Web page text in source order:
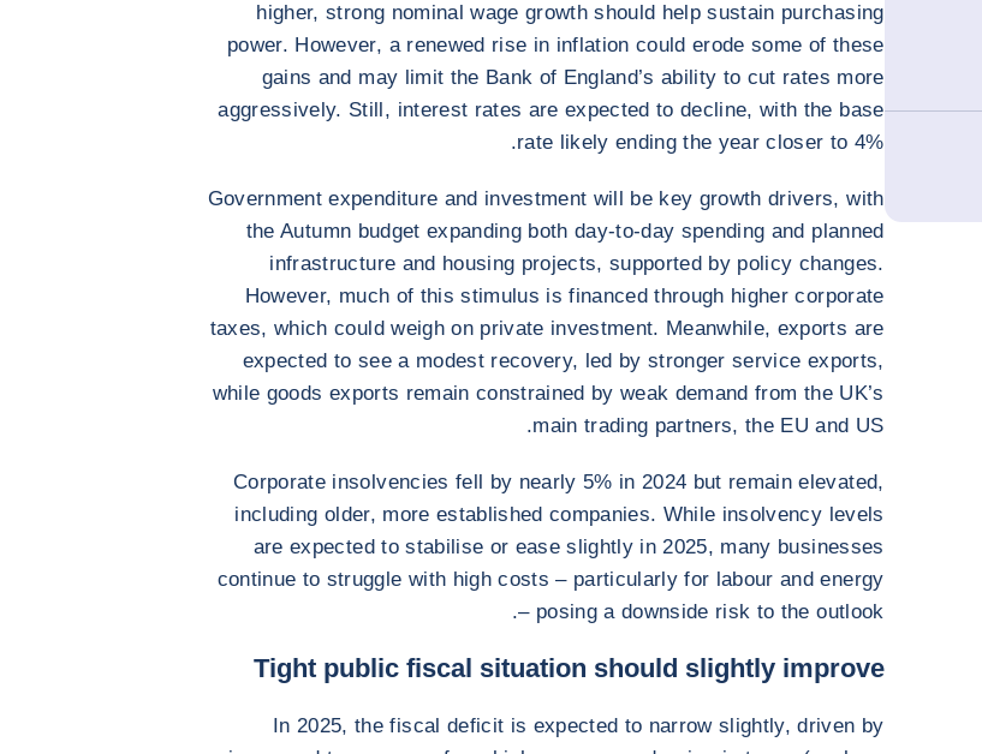
higher, strong nominal wage growth should help sustain purchasing
power. However, a renewed rise in inflation could erode some of these
gains and may limit the Bank of England’s ability to cut rates more
aggressively. Still, interest rates are expected to decline, with the base
rate likely ending the year closer to 4%.
Government expenditure and investment will be key growth drivers, with
the Autumn budget expanding both day-to-day spending and planned
infrastructure and housing projects, supported by policy changes.
However, much of this stimulus is financed through higher corporate
taxes, which could weigh on private investment. Meanwhile, exports are
expected to see a modest recovery, led by stronger service exports,
while goods exports remain constrained by weak demand from the UK’s
main trading partners, the EU and US.
Corporate insolvencies fell by nearly 5% in 2024 but remain elevated,
including older, more established companies. While insolvency levels
are expected to stabilise or ease slightly in 2025, many businesses
continue to struggle with high costs – particularly for labour and energy
– posing a downside risk to the outlook.
Tight public fiscal situation should slightly improve
In 2025, the fiscal deficit is expected to narrow slightly, driven by